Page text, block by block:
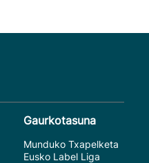
Gaurkotasuna
Munduko Txapelketa
Eusko Label Liga